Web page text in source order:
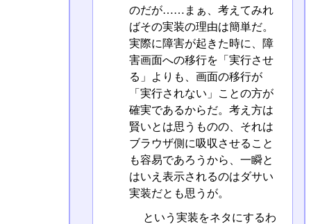
のだが……まぁ、考えてみれ
ばその実装の理由は簡単だ。
実際に障害が起きた時に、障
害画面への移行を「実行させ
る」よりも、画面の移行が
「実行されない」ことの方が
確実であるからだ。考え方は
賢いとは思うものの、それは
ブラウザ側に吸収させること
も容易であろうから、一瞬と
はいえ表示されるのはダサい
実装だとも思うが。
という実装をネタにするわ